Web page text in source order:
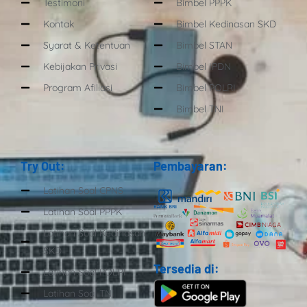
Kontak
Syarat & Ketentuan
Kebijakan Privasi
Program Afiliasi
Bimbel Kedinasan SKD
Bimbel STAN
Bimbel IPDN
Bimbel POLRI
Bimbel TNI
Try Out:
Latihan Soal CPNS
Latihan Soal PPPK
Latihan Soal Kedinasan
SKD
Latihan Soal POLRI
Latihan Soal TNI
Pembayaran:
Tersedia di: